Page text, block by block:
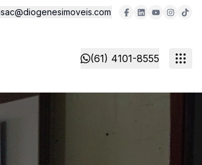
sac@diogenesimoveis.com
(61) 4101-8555